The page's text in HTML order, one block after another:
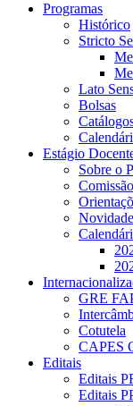
Programas
Histórico
Stricto
Lato
Bolsas
Estágio
Sobre o
GRE
Cotutela
CAPES
Editais
Editais
Editais